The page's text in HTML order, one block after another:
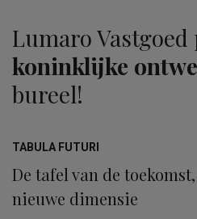
Lumaro
koninklijke
bureel!
TABULA FUTURI
De tafel van de
nieuwe dimensie